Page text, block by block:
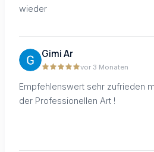
wieder
Gimi Ar
vor 3 Monaten
Empfehlenswert sehr zufrieden
der Professionellen Art !